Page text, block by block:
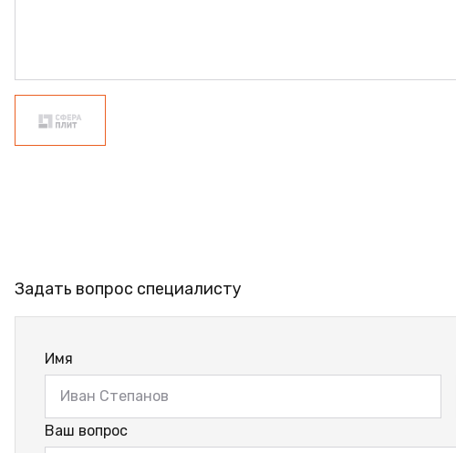
Задать вопрос специалисту
Имя
Ваш вопрос